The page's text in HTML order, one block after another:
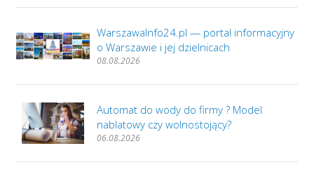
WarszawaInfo24.pl — portal informacyjny
o Warszawie i jej dzielnicach
08.08.2026
Automat do wody do firmy ? Model
nablatowy czy wolnostojący?
06.08.2026